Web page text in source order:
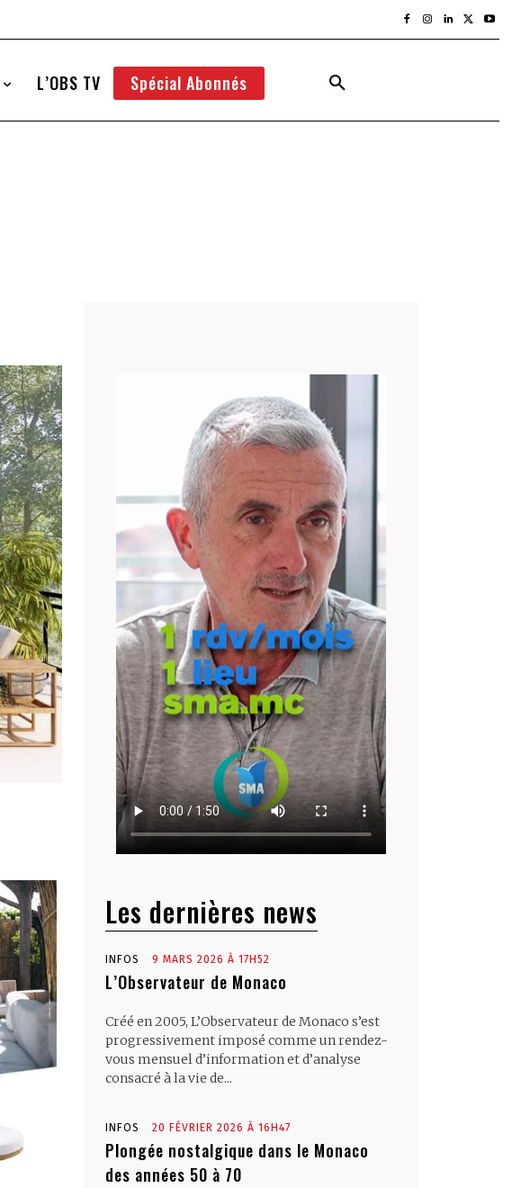
L’OBS TV Spécial Abonnés
Les dernières news
INFOS 9 MARS 2026 À 17H52
L’Observateur de Monaco
Créé en 2005, L’Observateur de Monaco s’est
progressivement imposé comme un rendez-
vous mensuel d’information et d’analyse
consacré à la vie de...
INFOS 20 FÉVRIER 2026 À 16H47
Plongée nostalgique dans le Monaco
des années 50 à 70